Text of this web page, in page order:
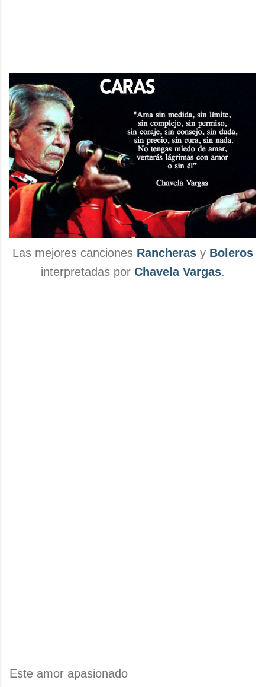
Las mejores canciones Rancherasy Boleros
interpretadas por Chavela Vargas.
Este amor apasionado